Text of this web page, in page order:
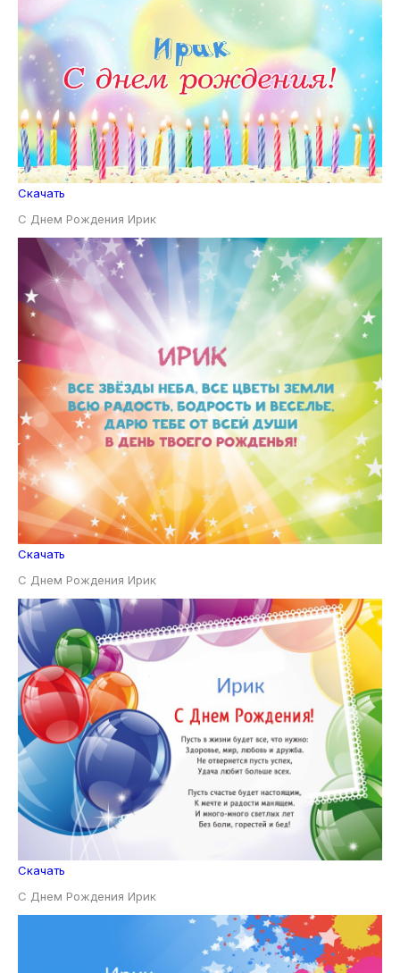
Скачать
С Днем Рождения Ирик
Скачать
С Днем Рождения Ирик
Скачать
С Днем Рождения Ирик